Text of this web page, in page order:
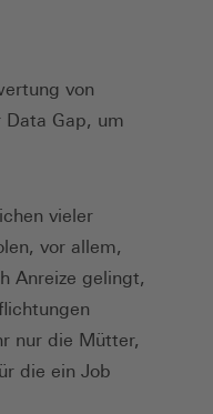
von
Data Gap, um
vieler
vor allem,
Anreize gelingt,
nur die Mütter,
die ein Job